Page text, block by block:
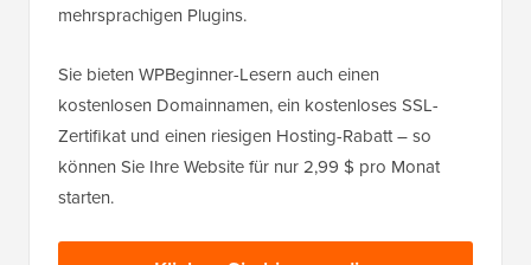
mehrsprachigen Plugins.
Sie bieten WPBeginner-Lesern auch einen
kostenlosen Domainnamen, ein kostenloses SSL-
Zertifikat und einen riesigen Hosting-Rabatt – so
können Sie Ihre Website für nur 2,99 $ pro Monat
starten.